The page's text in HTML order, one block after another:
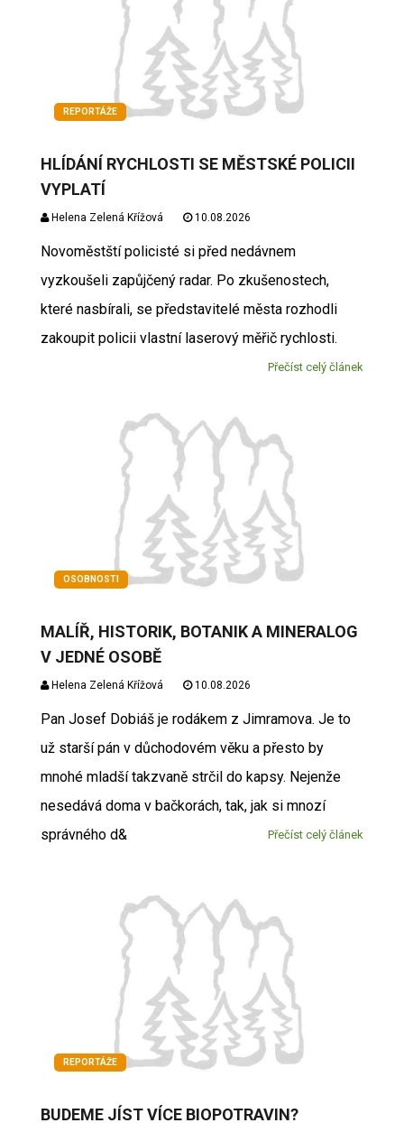
REPORTÁŽE
HLÍDÁNÍ RYCHLOSTI SE MĚSTSKÉ POLICII
VYPLATÍ
Helena Zelená Křížová 10.08.2026
Novoměstští policisté si před nedávnem
vyzkoušeli zapůjčený radar. Po zkušenostech,
které nasbírali, se představitelé města rozhodli
zakoupit policii vlastní laserový měřič rychlosti.
Přečíst celý článek
OSOBNOSTI
MALÍŘ, HISTORIK, BOTANIK A MINERALOG
V JEDNÉ OSOBĚ
Helena Zelená Křížová 10.08.2026
Pan Josef Dobiáš je rodákem z Jimramova. Je to
už starší pán v důchodovém věku a přesto by
mnohé mladší takzvaně strčil do kapsy. Nejenže
nesedává doma v bačkorách, tak, jak si mnozí
správného d&
Přečíst celý článek
REPORTÁŽE
BUDEME JÍST VÍCE BIOPOTRAVIN?